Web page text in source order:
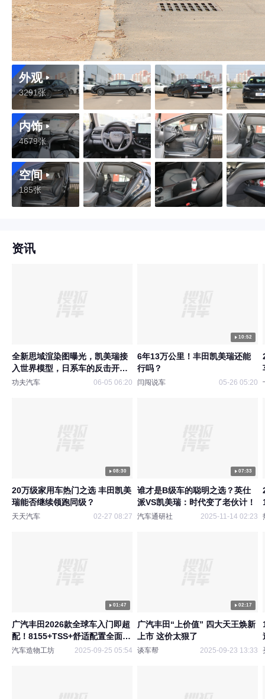
外观
3291张
内饰
4679张
空间
185张
资讯
全新思域渲染图曝光，凯美瑞接
入世界模型，日系车的反击开
启？
功夫汽车 06-05 06:20
10:52
6年13万公里！丰田凯美瑞还能
行吗？
闫闯说车 05-26 05:20
08:30
20万级家用车热门之选 丰田凯美
瑞能否继续领跑同级？
天天汽车 02-27 08:27
07:33
谁才是B级车的聪明之选？英仕
派VS凯美瑞：时代变了老伙计！
汽车通研社 2025-11-14 02:23
01:47
广汽丰田2026款全球车入门即超
配！8155+TSS+舒适配置全面下
放！
汽车造物工坊 2025-09-25 05:54
02:17
广汽丰田“上价值” 四大天王焕新
上市 这价太狠了
谈车帮 2025-09-23 13:33